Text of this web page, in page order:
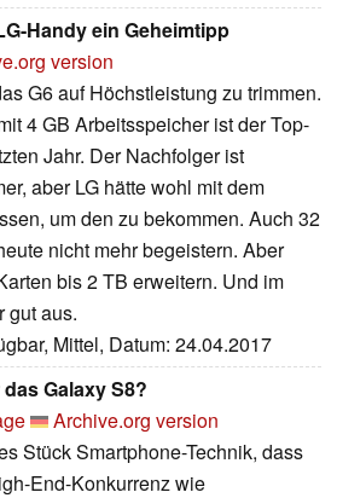
Handy ein Geheimtipp
version
G6 auf Höchstleistung zu trimmen.
4 GB Arbeitsspeicher ist der Top-
Jahr. Der Nachfolger ist
aber LG hätte wohl mit dem
um den zu bekommen. Auch 32
nicht mehr begeistern. Aber
bis 2 TB erweitern. Und im
gut aus.
Mittel, Datum: 24.04.2017
Galaxy S8?
Archive.org version
Stück Smartphone-Technik, dass
End-Konkurrenz wie